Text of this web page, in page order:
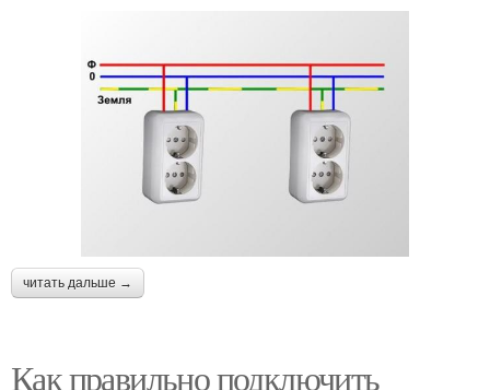
читать дальше →
Как правильно подключить